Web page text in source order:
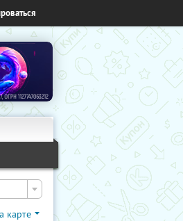
карте